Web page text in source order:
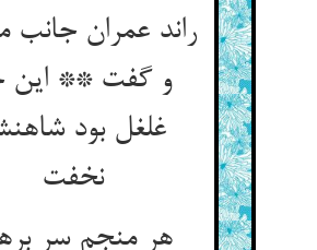
راند عمران جانب
و گفت ** این
غلغل بود
نخفت
هر منجم سر